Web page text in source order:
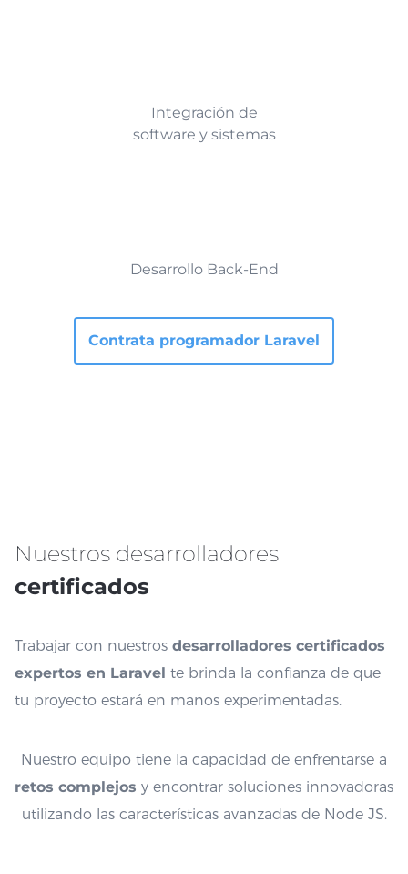
Desarrollo Back-End
Integración de
software y sistemas
Contrata programador Laravel
Nuestros desarrolladores
certificados
Trabajar con nuestros desarrolladores certificados
expertos en Laravel te brinda la confianza de que
tu proyecto estará en manos experimentadas.
Nuestro equipo tiene la capacidad de enfrentarse a
retos complejos y encontrar soluciones innovadoras
utilizando las características avanzadas de Node JS.